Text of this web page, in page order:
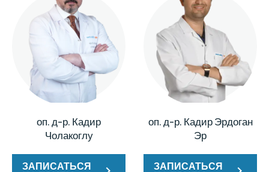
оп. д-р. Кадир
Чолакоглу
ЗАПИСАТЬСЯ
оп. д-р. Кадир Эрдоган
Эр
ЗАПИСАТЬСЯ